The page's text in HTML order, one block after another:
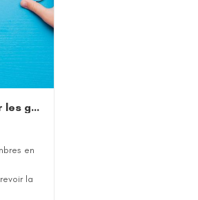
Comparer ranger encadrer les grands nombres entiers
en
la